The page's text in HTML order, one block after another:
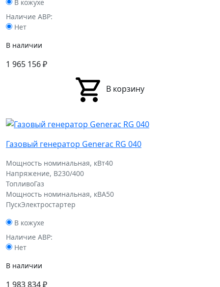
В кожухе
Наличие АВР:
Нет
В наличии
1 965 156₽
В корзину
Газовый генератор Generac RG 040
Мощность номинальная, кВт40
Напряжение, В230/400
ТопливоГаз
Мощность номинальная, кВА50
ПускЭлектростартер
В кожухе
Наличие АВР:
Нет
В наличии
1 983 834₽